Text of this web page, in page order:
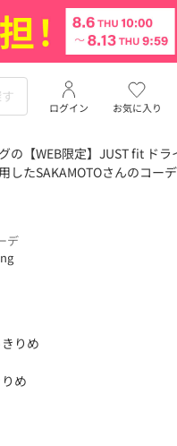
お気に入り
ログイン
の【WEB限定】JUST fit ド
したSAKAMOTOさんのコー
デ
りめ
め